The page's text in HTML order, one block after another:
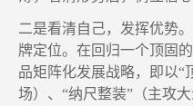
二是看清自己，发挥优势。
牌定位。 在回归一个顶固
品矩阵化发展战略， 即以“
场）、 “纳尺整装” （主攻